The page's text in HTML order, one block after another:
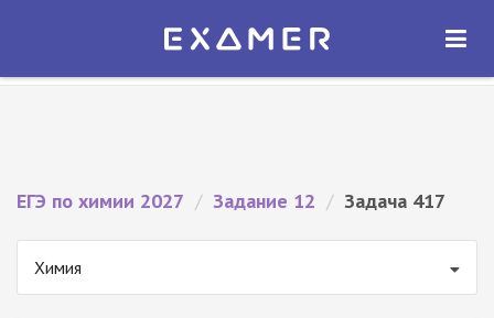
Экзамер — ЕГЭ 2027
ОТКРЫТЬ
ЕГЭ по химии 2027 / Задание 12 / Задача 417
Химия